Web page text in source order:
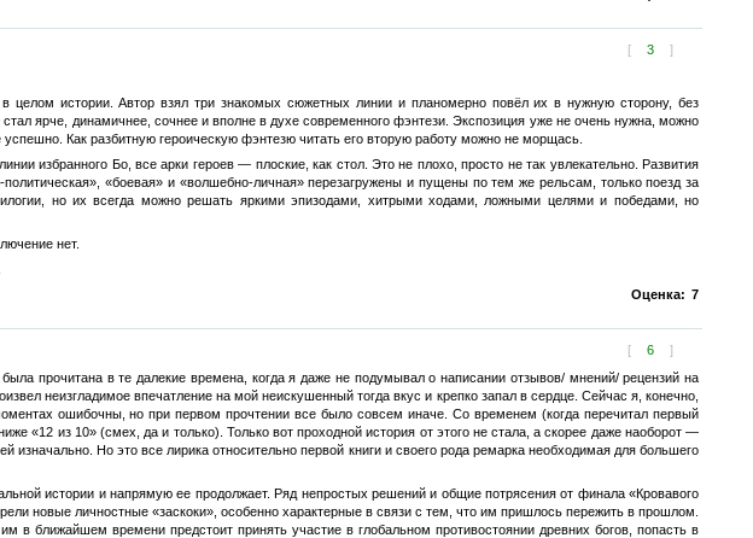
[ 3 ]
целом истории. Автор взял три знакомых сюжетных линии и планомерно повёл их в нужную сторону, без
ярче, динамичнее, сочнее и вполне в духе современного фэнтези. Экспозиция уже не очень нужна, можно
Как разбитную героическую фэнтезю читать его вторую работу можно не морщась.
избранного Бо, все арки героев — плоские, как стол. Это не плохо, просто не так увлекательно. Развития
«боевая» и «волшебно-личная» перезагружены и пущены по тем же рельсам, только поезд за
но их всегда можно решать яркими эпизодами, хитрыми ходами, ложными целями и победами, но
нет.
Оценка: 7
[ 6 ]
прочитана в те далекие времена, когда я даже не подумывал о написании отзывов/ мнений/ рецензий на
неизгладимое впечатление на мой неискушенный тогда вкус и крепко запал в сердце. Сейчас я, конечно,
ошибочны, но при первом прочтении все было совсем иначе. Со временем (когда перечитал первый
«12 из 10» (смех, да и только). Только вот проходной история от этого не стала, а скорее даже наоборот —
изначально. Но это все лирика относительно первой книги и своего рода ремарка необходимая для большего
истории и напрямую ее продолжает. Ряд непростых решений и общие потрясения от финала «Кровавого
новые личностные «заскоки», особенно характерные в связи с тем, что им пришлось пережить в прошлом.
ближайшем времени предстоит принять участие в глобальном противостоянии древних богов, попасть в